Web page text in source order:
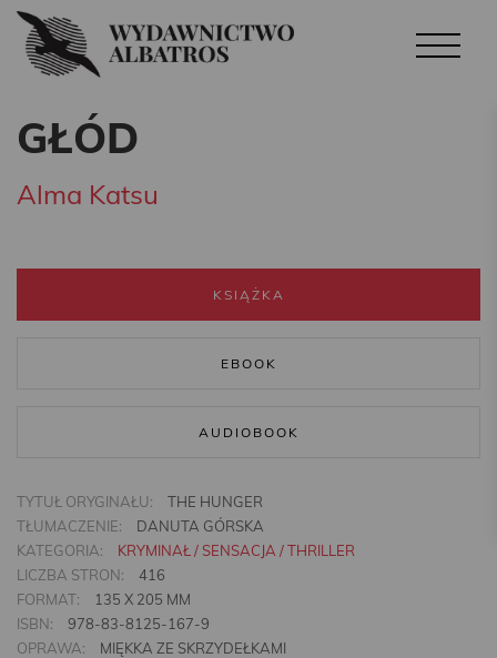
GŁÓD
Alma Katsu
KSIĄŻKA
EBOOK
AUDIOBOOK
TYTUŁ ORYGINAŁU:
THE HUNGER
TŁUMACZENIE:
DANUTA GÓRSKA
KATEGORIA:
KRYMINAŁ / SENSACJA / THRILLER
LICZBA STRON:
416
FORMAT:
135 X 205 MM
ISBN:
978-83-8125-167-9
OPRAWA:
MIĘKKA ZE SKRZYDEŁKAMI